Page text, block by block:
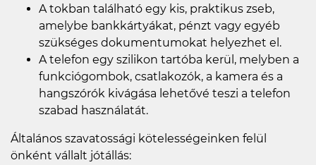
A tokban található egy kis, praktikus zseb,
amelybe bankkártyákat, pénzt vagy egyéb
szükséges dokumentumokat helyezhet el.
A telefon egy szilikon tartóba kerül, melyben a
funkciógombok, csatlakozók, a kamera és a
hangszórók kivágása lehetővé teszi a telefon
szabad használatát.
Általános szavatossági kötelességeinken felül
önként vállalt jótállás: